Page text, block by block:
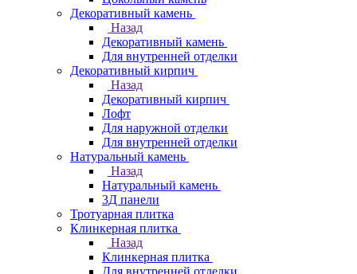
Декоративный камень
Назад
Декоративный камень
Для внутренней отделки
Декоративный кирпич
Назад
Декоративный кирпич
Лофт
Для наружной отделки
Для внутренней отделки
Натуральный камень
Назад
Натуральный камень
3Д панели
Тротуарная плитка
Клинкерная плитка
Назад
Клинкерная плитка
Для внутренней отделки